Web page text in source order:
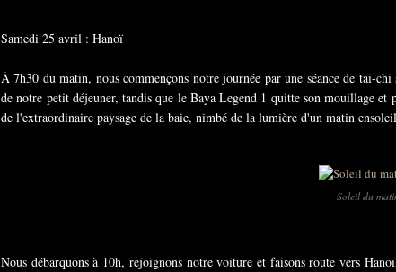
Samedi 25 avril : Hanoï
À 7h30 du matin, nous commençons notre journée par une séance de tai-
de notre petit déjeuner, tandis que le Baya Legend 1 quitte son mouillage
de l'extraordinaire paysage de la baie, nimbé de la lumière d'un matin
Soleil du
Nous débarquons à 10h, rejoignons notre voiture et faisons route vers